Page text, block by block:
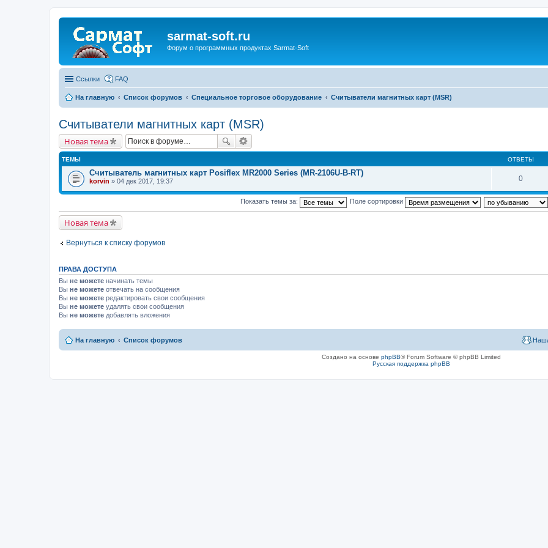
sarmat-soft.ru
Форум о программных продуктах Sarmat-Soft
Ссылки FAQ
На главную Список форумов Специальное торговое оборудование Считыватели магнитных карт (MSR)
Считыватели магнитных карт (MSR)
Новая тема
ТЕМЫ ОТВЕТЫ
Считыватель магнитных карт Posiflex MR2000 Series (MR-2106U-B-RT)
korvin » 04 дек 2017, 19:37 0
Показать темы за: Поле сортировки
Новая тема
Вернуться к списку форумов
ПРАВА ДОСТУПА
Вы не можете начинать темы
Вы не можете отвечать на сообщения
Вы не можете редактировать свои сообщения
Вы не можете удалять свои сообщения
Вы не можете добавлять вложения
На главную Список форумов
Создано на основе phpBB® Forum Software © phpBB Limited
Русская поддержка phpBB